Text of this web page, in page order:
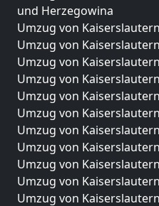
und Herzegowina
Umzug von
Umzug von
Umzug von
Umzug von
Umzug von
Umzug von
Umzug von
Umzug von
Umzug von
Umzug von
Umzug von